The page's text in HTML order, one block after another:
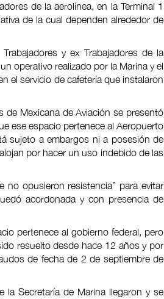
de la aerolínea, en la Terminal 1
de la cual dependen alrededor de
y ex Trabajadores de la
operativo realizado por la Marina y el
el servicio de cafetería que instalaron
de Mexicana de Aviación se presentó
ese espacio pertenece al Aeropuerto
sujeto a embargos ni a posesión de
por hacer un uso indebido de las
no opusieron resistencia” para evitar
acordonada y con presencia de
pertenece al gobierno federal, pero
resuelto desde hace 12 años y por
de fecha de 2 de septiembre de
Secretaría de Marina llegaron y se